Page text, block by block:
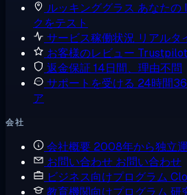
ルッキンググラス あなたの
クをテスト
サービス稼働状況 リアルタ
お客様のレビュー
返金保証 14日間、理由不問
サポートを受ける 24時間
ア
会社
会社概要 2008年から独立
お問い合わせ お問い合わせ
ビジネス向けプログラム
教育機関向けプログラム 研